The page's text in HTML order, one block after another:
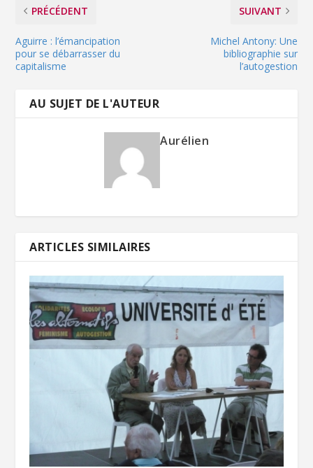
PRÉCÉDENT
Aguirre : l’émancipation
pour se débarrasser du
capitalisme
SUIVANT
Michel Antony: Une
bibliographie sur
l’autogestion
AU SUJET DE L'AUTEUR
Aurélien
ARTICLES SIMILAIRES